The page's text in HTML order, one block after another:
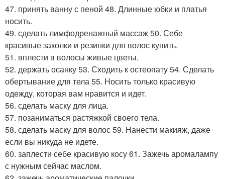
47. принять ванну с пеной 48. Длинные юбки и платья
носить.
49. сделать лимфодренажный массаж 50. Себе
красивые заколки и резинки для волос купить.
51. вплести в волосы живые цветы.
52. держать осанку 53. Сходить к остеопату 54. Сделать
обертывание для тела 55. Носить только красивую
одежду, которая вам нравится и идет.
56. сделать маску для лица.
57. позаниматься растяжкой своего тела.
58. сделать маску для волос 59. Нанести макияж, даже
если вы никуда не идете.
60. заплести себе красивую косу 61. Зажечь аромалампу
с нужным сейчас маслом.